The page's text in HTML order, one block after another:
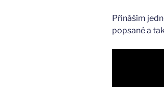
Přináším
popsané a